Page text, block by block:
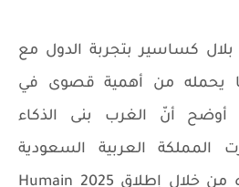
كساسير بتجربة الدول مع
يحمله من أهمية قصوى في
أوضح أنّ الغرب بنى الذكاء
المملكة العربية السعودية
شراءه وعدم إستئجاره من خلال إطلاق Humain 2025